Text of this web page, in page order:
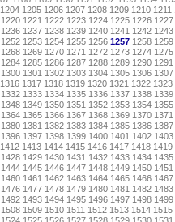
1204 1205 1206 1207 1208 1209 1210 1211
1220 1221 1222 1223 1224 1225 1226 1227
1236 1237 1238 1239 1240 1241 1242 1243
1252 1253 1254 1255 12561257 1258 1259
1268 1269 1270 1271 1272 1273 1274 1275
1284 1285 1286 1287 1288 1289 1290 1291
1300 1301 1302 1303 1304 1305 1306 1307
1316 1317 1318 1319 1320 1321 1322 1323
1332 1333 1334 1335 1336 1337 1338 1339
1348 1349 1350 1351 1352 1353 1354 1355
1364 1365 1366 1367 1368 1369 1370 1371
1380 1381 1382 1383 1384 1385 1386 1387
1396 1397 1398 1399 1400 1401 1402 1403
1412 1413 1414 1415 1416 1417 1418 1419
1428 1429 1430 1431 1432 1433 1434 1435
1444 1445 1446 1447 1448 1449 1450 1451
1460 1461 1462 1463 1464 1465 1466 1467
1476 1477 1478 1479 1480 1481 1482 1483
1492 1493 1494 1495 1496 1497 1498 1499
1508 1509 1510 1511 1512 1513 1514 1515